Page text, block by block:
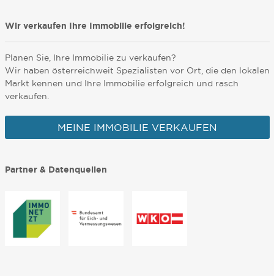
Wir verkaufen Ihre Immobilie erfolgreich!
Planen Sie, Ihre Immobilie zu verkaufen?
Wir haben österreichweit Spezialisten vor Ort, die den lokalen
Markt kennen und Ihre Immobilie erfolgreich und rasch
verkaufen.
MEINE IMMOBILIE VERKAUFEN
Partner & Datenquellen